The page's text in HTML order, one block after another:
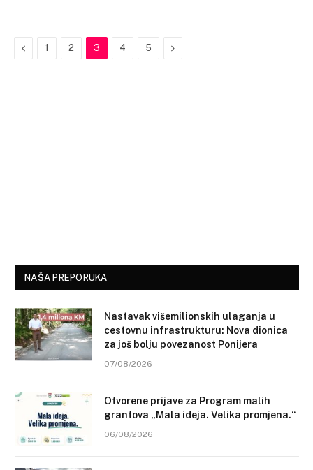
Previous
1 2 3 4 5 Next
NAŠA PREPORUKA
Nastavak višemilionskih ulaganja u
cestovnu infrastrukturu: Nova dionica
za još bolju povezanost Ponijera
07/08/2026
Otvorene prijave za Program malih
grantova „Mala ideja. Velika promjena.“
06/08/2026